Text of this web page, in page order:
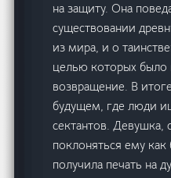
на защиту. Она
существовании
из мира, и о
целью которых было
возвращение. В
будущем, где люди
сектантов. Девушка,
поклоняться ему
получила печать на